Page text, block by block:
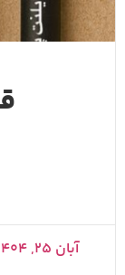
آبان ۲۵, ۱۴۰۴